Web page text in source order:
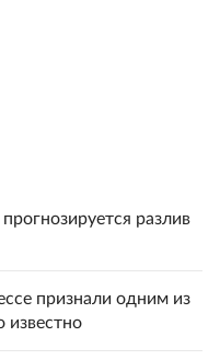
разлив
признали одним из